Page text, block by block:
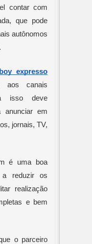
contar com
que pode
autônomos
expresso
aos canais
isso deve
anunciar em
jornais, TV,
é uma boa
reduzir os
realização
e bem
o parceiro